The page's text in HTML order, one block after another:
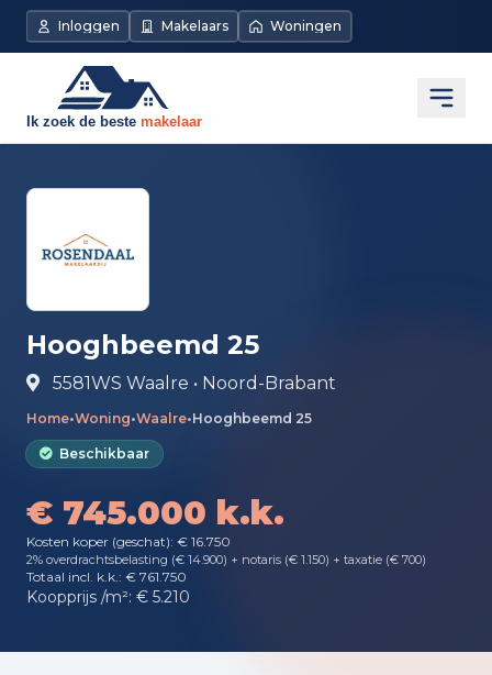
Direct naar de inhoud
Inloggen Makelaars Woningen
Hooghbeemd 25
5581WS Waalre • Noord-Brabant
Home•Woning•Waalre•Hooghbeemd 25
Beschikbaar
€ 745.000 k.k.
Kosten koper (geschat): € 16.750
2% overdrachtsbelasting (€ 14.900) + notaris (€ 1.150) + taxatie (€ 700)
Totaal incl. k.k.: € 761.750
Koopprijs /m²: € 5.210